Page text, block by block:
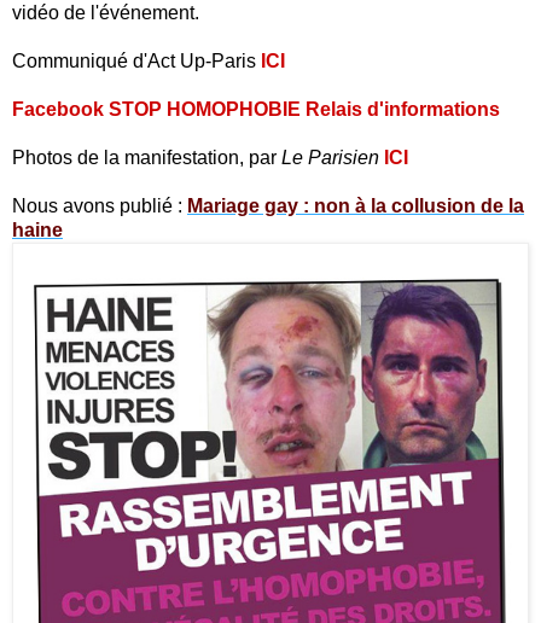
vidéo de l'événement.
Communiqué d'Act Up-Paris ICI
Facebook STOP HOMOPHOBIE Relais d'informations
Photos de la manifestation, par Le Parisien ICI
Nous avons publié : Mariage gay : non à la collusion de la
haine